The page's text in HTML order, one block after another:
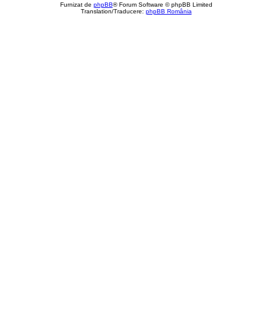
Furnizat de phpBB® Forum Software © phpBB Limited
Translation/Traducere: phpBB România